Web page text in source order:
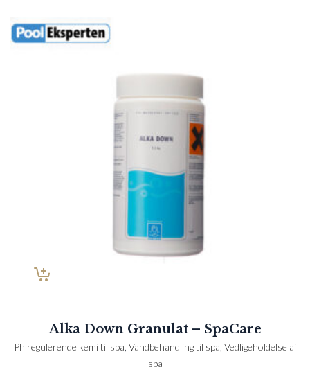
Alka Down Granulat – SpaCare
Ph regulerende kemi til spa Vandbehandling til spa Vedligeholdelse af
spa